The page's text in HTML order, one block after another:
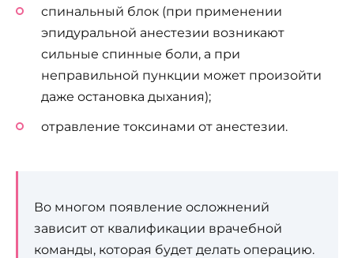
спинальный блок (при применении
эпидуральной анестезии возникают
сильные спинные боли, а при
неправильной пункции может произойти
даже остановка дыхания);
отравление токсинами от анестезии.
Во многом появление осложнений
зависит от квалификации врачебной
команды, которая будет делать операцию.